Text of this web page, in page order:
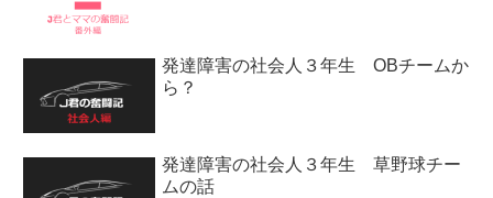
発達障害の社会人３年生 OBチームか
ら？
発達障害の社会人３年生 草野球チー
ムの話